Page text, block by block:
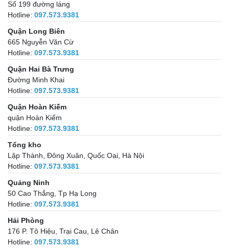
Số 199 đường láng
Hotline: 097.573.9381
Quận Long Biên
665 Nguyễn Văn Cừ
Hotline: 097.573.9381
Quận Hai Bà Trưng
Đường Minh Khai
Hotline: 097.573.9381
Quận Hoàn Kiếm
quận Hoàn Kiếm
Hotline: 097.573.9381
Tổng kho
Lập Thành, Đông Xuân, Quốc Oai, Hà Nội
Hotline: 097.573.9381
Quảng Ninh
50 Cao Thắng, Tp Hạ Long
Hotline: 097.573.9381
Hải Phòng
176 P. Tô Hiệu, Trại Cau, Lê Chân
Hotline: 097.573.9381